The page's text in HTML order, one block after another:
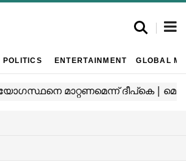
POLITICS ENTERTAINMENT GLOBAL